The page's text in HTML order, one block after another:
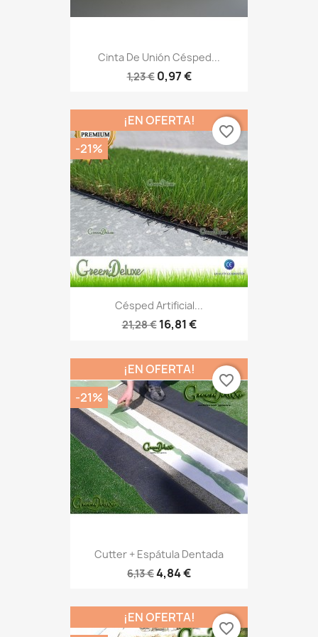
Cinta De Unión Césped...
1,23 € 0,97 €
Césped Artificial...
21,28 € 16,81 €
¡EN OFERTA!
-21%
favorite_border
Cutter + Espátula Dentada
6,13 €4,84 €
¡EN OFERTA!
-21%
favorite_border
¡EN OFERTA!
favorite_border